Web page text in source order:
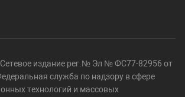
издание рег.№ Эл № ФС77-82956 от
служба по надзору в сфере
технологий и массовых